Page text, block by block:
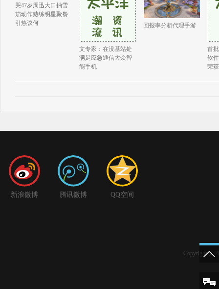
哭47岁周迅大口抽雪
茄动作熟练明星聚餐
引热议何
文专家：在没基站处
满足应急通信大众智
能手机
回报率分析代理手游
首
软
荣获
新浪微博 腾讯微博 QQ空间
Copyright @